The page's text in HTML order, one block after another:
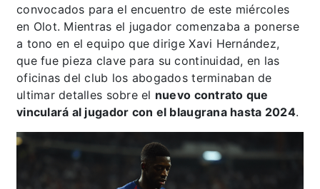
convocados para el encuentro de este miércoles
en Olot. Mientras el jugador comenzaba a ponerse
a tono en el equipo que dirige Xavi Hernández,
que fue pieza clave para su continuidad, en las
oficinas del club los abogados terminaban de
ultimar detalles sobre el nuevo contrato que
vinculará al jugador con el blaugrana hasta 2024.